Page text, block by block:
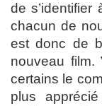
de
chacun de
est donc de
nouveau film.
certains le
plus